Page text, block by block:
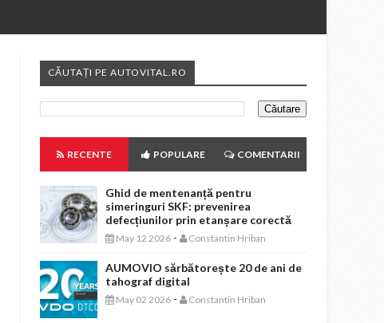
CĂUTAȚI PE AUTOVITAL.RO
RECENTE POPULARE COMENTARII
Ghid de mentenanță pentru
simeringuri SKF: prevenirea
defecțiunilor prin etanșare corectă
May 12 2026 - Constantin Hriban
AUMOVIO sărbătorește 20 de ani de
tahograf digital
May 02 2026 - Constantin Hriban